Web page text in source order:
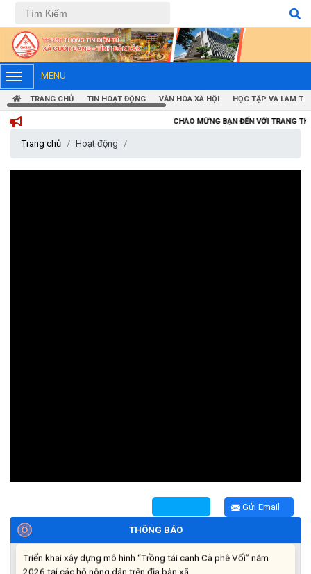
Tiếng Việt Tiếng Anh
MENU
TRANG CHỦ TIN HOẠT ĐỘNG VĂN HÓA XÃ HỘI HỌC TẬP VÀ LÀM
CHÀO MỪNG BẠN ĐẾN VỚI TRANG THÔNG TIN ĐIỆN
Trang chủ Hoạt động
Gửi Email
THÔNG BÁO
Thông báo cảnh báo lừa đảo liên quan đến thủ tục đất đai
(24/07/2026)
Triển khai xây dựng mô hình “Trồng tái canh Cà phê Vối” năm
2026 tại các hộ nông dân trên địa bàn xã